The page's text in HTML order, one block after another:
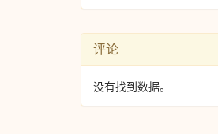
评论
没有找到数据。